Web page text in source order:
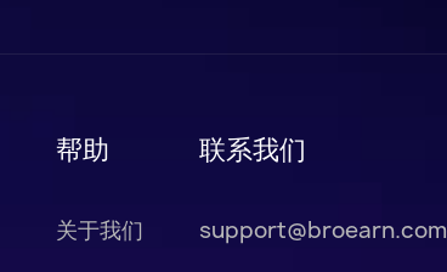
帮助
关于我们
联系我们
support@broearn.com